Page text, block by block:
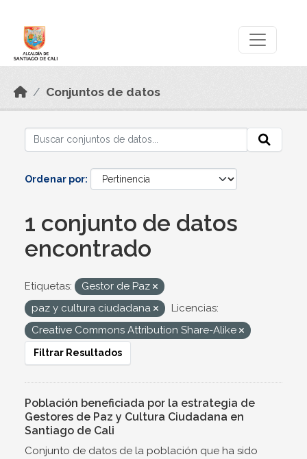
Conjuntos de datos
Ordenar por
1 conjunto de datos
encontrado
Etiquetas:
Gestor de Paz
paz y cultura ciudadana
Licencias:
Creative Commons Attribution Share-Alike
Filtrar Resultados
Población beneficiada por la estrategia de
Gestores de Paz y Cultura Ciudadana en
Santiago de Cali
Conjunto de datos de la población que ha sido